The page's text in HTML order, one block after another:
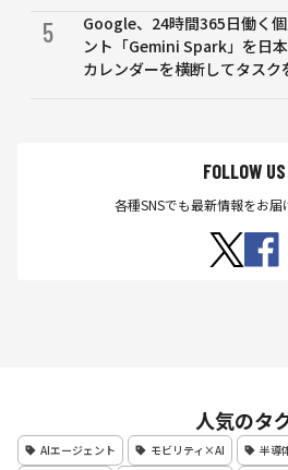
5
Google、24時間365日働く
ント「Gemini Spark」を日
カレンダーを横断してタスク
FOLLOW US
各種SNSでも最新情報をお
人気のタ
AIエージェント モビリティ×AI 半導